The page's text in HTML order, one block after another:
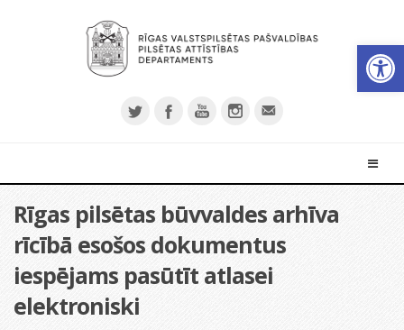
Rīgas pilsētas būvvaldes arhīva
rīcībā esošos dokumentus
iespējams pasūtīt atlasei
elektroniski